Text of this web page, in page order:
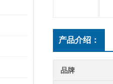
产品介绍：
品牌